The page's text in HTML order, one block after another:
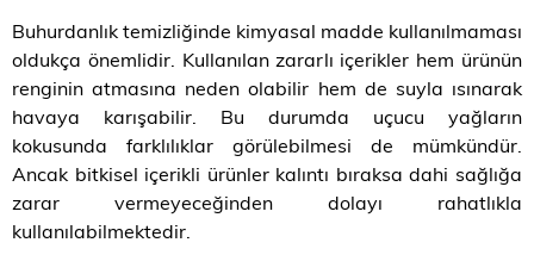
Buhurdanlık temizliğinde kimyasal madde kullanılmaması
oldukça önemlidir. Kullanılan zararlı içerikler hem ürünün
renginin atmasına neden olabilir hem de suyla ısınarak
havaya karışabilir. Bu durumda uçucu yağların
kokusunda farklılıklar görülebilmesi de mümkündür.
Ancak bitkisel içerikli ürünler kalıntı bıraksa dahi sağlığa
zarar vermeyeceğinden dolayı rahatlıkla
kullanılabilmektedir.